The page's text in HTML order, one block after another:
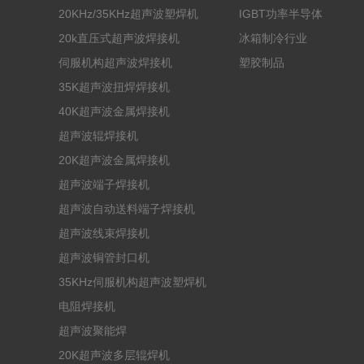
20KHz/35KHz超声波塑焊机
20k直压式超声波焊接机
伺服机构超声波焊接机
35K超声波扭焊焊接机
40K超声波金属焊接机
超声波辊焊接机
20K超声波金属焊接机
超声波端子焊接机
超声波自动送料端子焊接机
超声波线束焊接机
超声波铜管封口机
35KHz伺服机构超声波塑焊机
电阻焊接机
超声波聚能焊
20K超声波多层辊焊机
IGBT功率半导体
冰箱制冷行业
塑胶制品